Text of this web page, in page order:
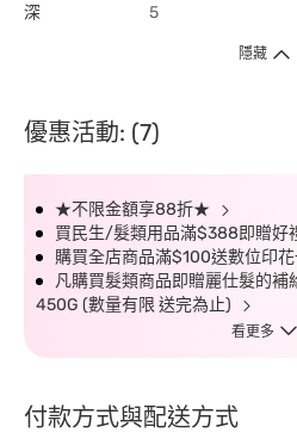
深 5
隱藏
優惠活動: (7)
★不限金額享88折★
買民生/髮類用品滿$388即贈好
購買全店商品滿$100送數位印
凡購買髮類商品即贈麗仕髮的
450G (數量有限 送完為止)
看更多
付款方式與配送方式